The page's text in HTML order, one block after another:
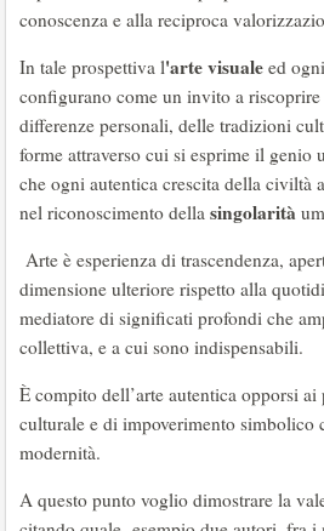
conoscenza e alla reciproca
In tale prospettiva l'arte visuale ed
configurano come un invito a
differenze personali, delle tradizioni
forme attraverso cui si esprime il genio
che ogni autentica crescita della civiltà
nel riconoscimento della singolarità
Arte è esperienza di trascendenza,
dimensione ulteriore rispetto alla
mediatore di significati profondi che
collettiva, e a cui sono indispensabili.
È compito dell’arte autentica opporsi
culturale e di impoverimento simbolico
modernità.
A questo punto voglio dimostrare la